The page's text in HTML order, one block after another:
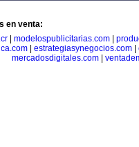
en venta:
modelospublicitarias.com
estrategiasynegocios.com
mercadosdigitales.com|